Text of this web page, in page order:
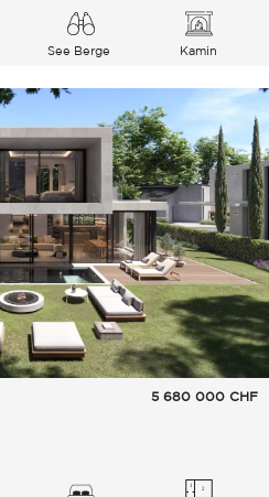
See Berge Kamin
5 680 000 CHF